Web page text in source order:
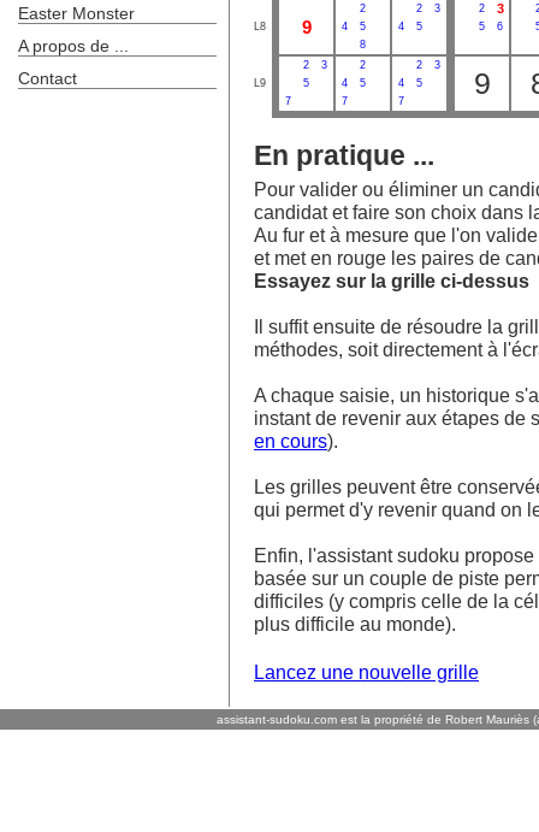
L8 9
2
4
5
8
2
3
4
5
2 3
5 6
L9
2
3
5
7
2
4
5
7
2
3
4
5
7
9
En pratique ...
Pour valider ou éliminer un
candidat et faire son choix dans
Au fur et à mesure que l'on
et met en rouge les paires de
Essayez sur la grille ci-dessus
Il suffit ensuite de résoudre la
méthodes, soit directement à
A chaque saisie, un historique
instant de revenir aux étapes de
en cours).
Les grilles peuvent être
qui permet d'y revenir quand on
Enfin, l'assistant sudoku
basée sur un couple de piste
difficiles (y compris celle de la
plus difficile au monde).
Lancez une nouvelle grille
Easter Monster
A propos de ...
Contact
assistant-sudoku.com est la propriété de Robert Mauriès